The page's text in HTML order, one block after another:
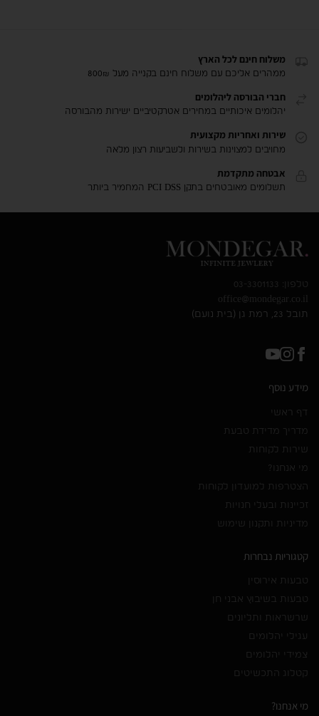
משלוח חינם לכל הארץ
ממהרים אליכם עם משלוח חינם בקנייה מעל 800₪
חברי הבורסה ליהלומים
יהלומים איכותיים במחירים אטרקטיביים ישירות מהבורסה
שירות ואחריות מקצועית
מחויבים למצוינות בשירות ולשביעות רצון מלאה
אבטחה מתקדמת
תשלומים מאובטחים בתקן PCI DSS המחמיר ביותר
טלפון: 03-3301133
office@mondegar.co.il
תובל 23, רמת גן (בית נועם)
מידע נוסף
דף ראשי
מדריך מדידת טבעת
שירות לקוחות
מי אנחנו?
הצטרפות למועדון לקוחות
זכיינות ובעלי חנויות
מדיניות ותקנון שימוש
קטגוריות נבחרות
טבעות אירוסין
טבעות בשיבוץ אבני חן
שרשראות ותליונים
עגילי יהלומים
צמידי יהלומים
קטלוג התכשיטים
מי אנחנו?